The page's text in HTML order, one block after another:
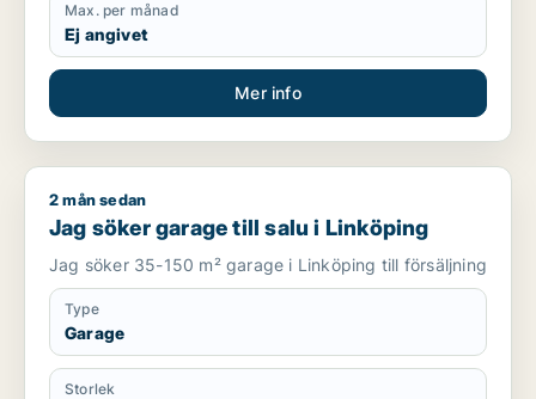
Max. per månad
Ej angivet
Mer info
Jag söker garage till salu i Linköping
2 mån sedan
Jag söker garage till salu i Linköping
Jag söker 35-150 m² garage i Linköping till försäljning
Type
Garage
Storlek